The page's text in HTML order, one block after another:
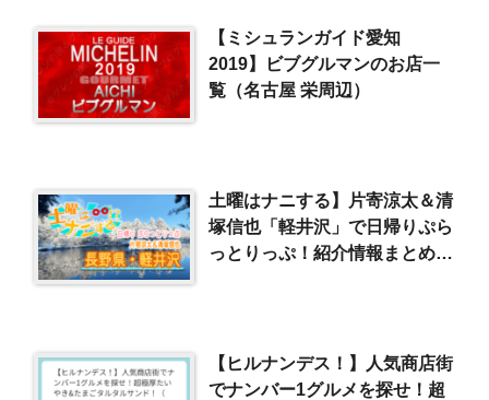
【ミシュランガイド愛知
2019】ビブグルマンのお店一
覧（名古屋 栄周辺）
土曜はナニする】片寄涼太＆清
塚信也「軽井沢」で日帰りぷら
っとりっぷ！紹介情報まとめ
【ヒルナンデス！】人気商店街
でナンバー1グルメを探せ！超